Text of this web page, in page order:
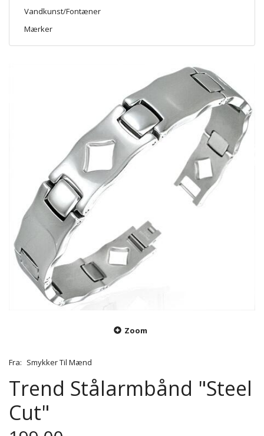
Vandkunst/Fontæner
Mærker
Zoom
Fra: Smykker Til Mænd
Trend Stålarmbånd "Steel
Cut"